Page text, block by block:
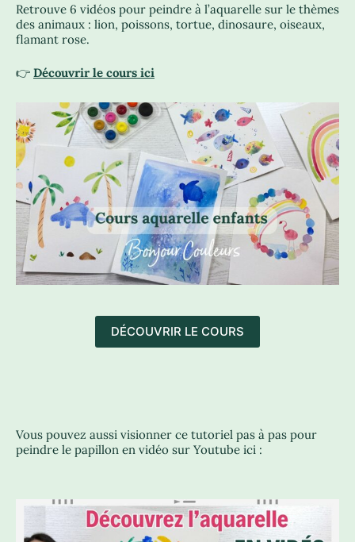
Retrouve 6 vidéos pour peindre à l’aquarelle sur le thèmes
des animaux : lion, poissons, tortue, dinosaure, oiseaux,
flamant rose.
👉 Découvrir le cours ici
DÉCOUVRIR LE COURS
Vous pouvez aussi visionner ce tutoriel pas à pas pour
peindre le papillon en vidéo sur Youtube ici :